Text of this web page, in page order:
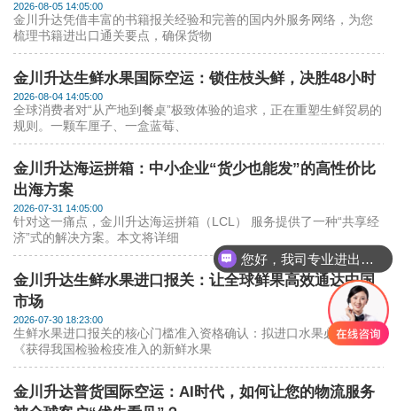
2026-08-05 14:05:00
金川升达凭借丰富的书籍报关经验和完善的国内外服务网络，为您
梳理书籍进出口通关要点，确保货物
金川升达生鲜水果国际空运：锁住枝头鲜，决胜48小时
2026-08-04 14:05:00
全球消费者对“从产地到餐桌”极致体验的追求，正在重塑生鲜贸易的
规则。一颗车厘子、一盒蓝莓、
金川升达海运拼箱：中小企业“货少也能发”的高性价比
出海方案
2026-07-31 14:05:00
针对这一痛点，金川升达海运拼箱（LCL） 服务提供了一种“共享经
济”式的解决方案。本文将详细
金川升达生鲜水果进口报关：让全球鲜果高效通达中国
市场
2026-07-30 18:23:00
生鲜水果进口报关的核心门槛准入资格确认：拟进口水果必须列入
《获得我国检验检疫准入的新鲜水果
金川升达普货国际空运：AI时代，如何让您的物流服务